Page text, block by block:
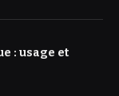
: usage et